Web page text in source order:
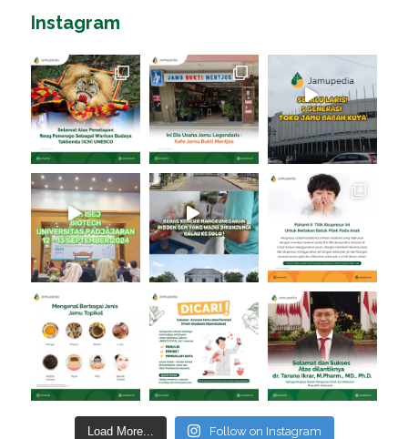
Instagram
Load More... Follow on Instagram